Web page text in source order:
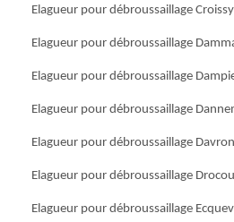
Elagueur pour débroussaillage
Elagueur pour débroussaillage
Elagueur pour débroussaillage
Elagueur pour débroussaillage
Elagueur pour débroussaillage
Elagueur pour débroussaillage
Elagueur pour débroussaillage